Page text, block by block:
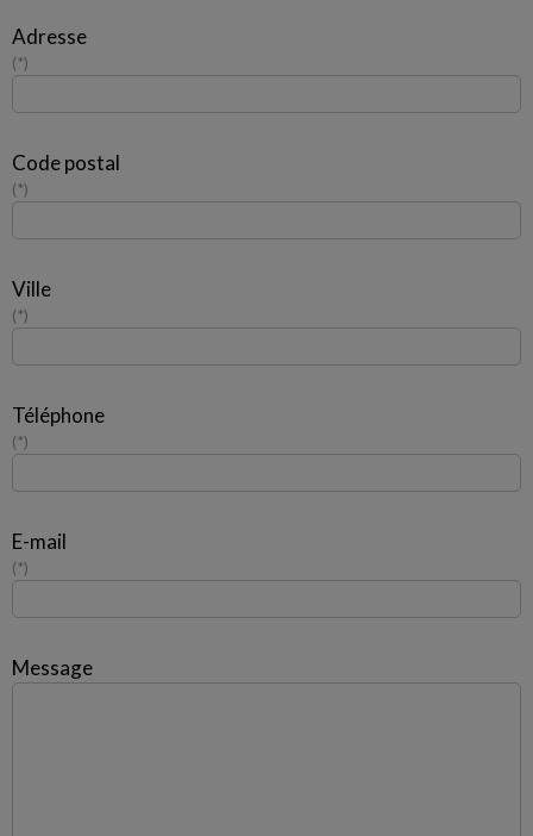
Adresse
*
Code postal
*
Ville
*
Téléphone
*
E-mail
*
Message